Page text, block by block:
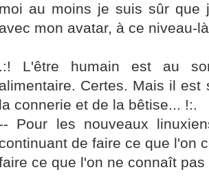
moi au moins je suis sûr que
avec mon avatar, à ce niveau-
.:! L'être humain est au
alimentaire. Certes. Mais il est
la connerie et de la bêtise... !:.
-- Pour les nouveaux
continuant de faire ce que l'on
ce que l'on ne connaît pas